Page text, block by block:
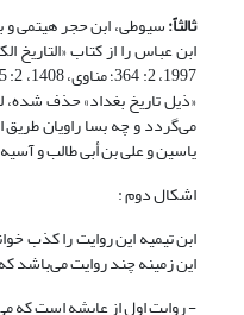
ثالثاً:
«ذیل تاریخ بغداد» حذف شده،
یاسین و على بن أبى طالب و آسیه
اشکال دوم :
این زمینه چند روایت می‌باشد که ادعا شده پیامبر6در آنها